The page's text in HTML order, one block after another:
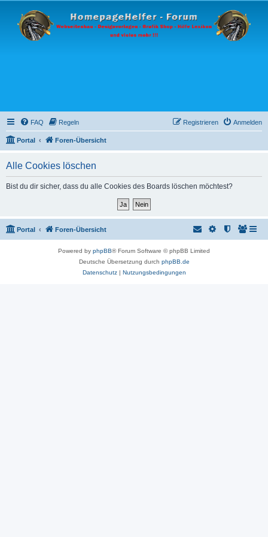
FAQ Regeln Anmelden
Registrieren
Portal Foren-Übersicht
Alle Cookies löschen
Bist du dir sicher, dass du alle Cookies des Boards löschen möchtest?
Portal Foren-Übersicht
Powered by phpBB® Forum Software © phpBB Limited
Deutsche Übersetzung durch phpBB.de
Datenschutz| Nutzungsbedingungen